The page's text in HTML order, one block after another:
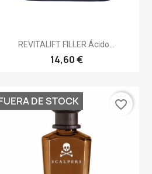
Vista rápida
REVITALIFT FILLER Ácido...
14,60 €
DE STOCK favorite_border